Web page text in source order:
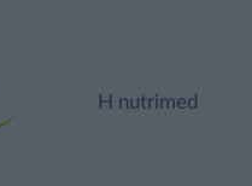
Η nutrimed